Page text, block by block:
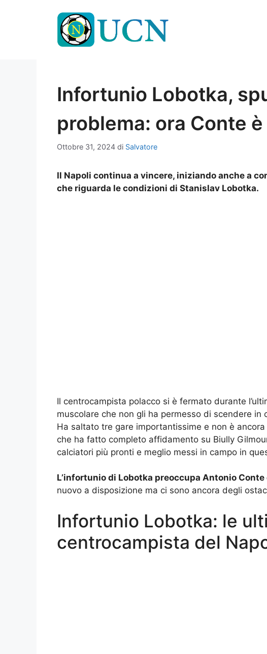
Infortunio Lobotka,
problema: ora Conte
Ottobre 31, 2024 di Salvatore
Il Napoli continua a vincere, iniziando anche a
che riguarda le condizioni di Stanislav Lobotka.
Il centrocampista polacco si è fermato durante
muscolare che non gli ha permesso di scendere
Ha saltato tre gare importantissime e non è
che ha fatto completo affidamento su Biully
calciatori più pronti e meglio messi in campo in
L’infortunio di Lobotka preoccupa Antonio Conte
nuovo a disposizione ma ci sono ancora degli
Infortunio Lobotka: le
centrocampista del